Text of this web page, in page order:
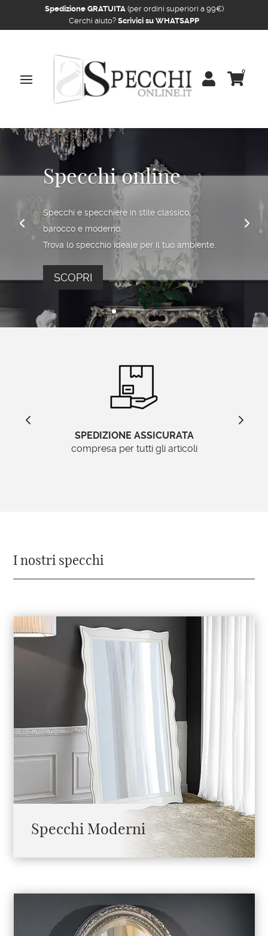
Spedizione GRATUITA(per ordini superiori a 99€)
Cerchi aiuto? Scrivici su WHATSAPP
 
0
Specchi online
Specchi e specchiere in stile classico,
barocco e moderno.
Trova lo specchio ideale per il tuo ambiente.
SCOPRI
SPEDIZIONE ASSICURATA
compresa per tutti gli articoli
I nostri specchi
Specchi Moderni